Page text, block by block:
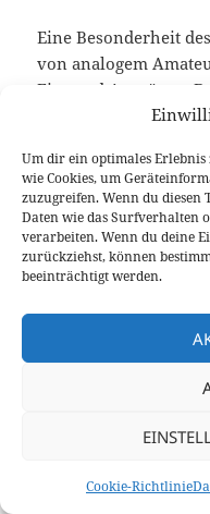
Um dir ein optimales
wie Cookies, um
zuzugreifen. Wenn du
Daten wie das Surfverhalten
verarbeiten. Wenn du deine
zurückziehst, können
beeinträchtigt werden.
Cookie-Richtlinie
Eine Besonderheit
von analogem
Ein- und Ausgänge.
bildschirmfüllend
lassen sich
auf große
Bauform bietet der
den Portabel-Betrieb
Funkamateure
Bereichen, wie
wird voraussichtlich